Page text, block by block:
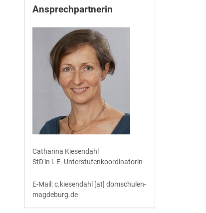
Ansprechpartnerin
Catharina Kiesendahl
StD'in i. E. Unterstufenkoordinatorin
E-Mail: c.kiesendahl [at] domschulen-
magdeburg.de